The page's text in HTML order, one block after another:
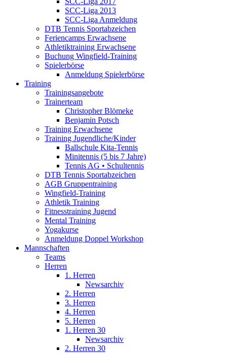
SCC-Liga 2013
SCC-Liga Anmeldung
DTB Tennis Sportabzeichen
Feriencamps Erwachsene
Athletiktraining Erwachsene
Buchung Wingfield-Training
Spielerbörse
Anmeldung Spielerbörse
Training
Trainingsangebote
Trainerteam
Christopher Blömeke
Benjamin Potsch
Training Erwachsene
Training Jugendliche/Kinder
Ballschule Kita-Tennis
Minitennis (5 bis 7 Jahre)
Tennis AG • Schultennis
DTB Tennis Sportabzeichen
AGB Gruppentraining
Wingfield-Training
Athletik Training
Fitnesstraining Jugend
Mental Training
Yogakurse
Anmeldung Doppel Workshop
Mannschaften
Teams
Herren
1. Herren
Newsarchiv
2. Herren
3. Herren
4. Herren
5. Herren
1. Herren 30
Newsarchiv
2. Herren 30